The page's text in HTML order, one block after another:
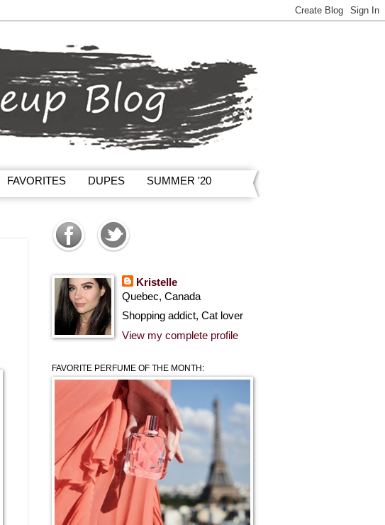
FAVORITES DUPES
SUMMER '20
Kristelle
Quebec, Canada
Shopping addict, Cat lover
View my complete profile
FAVORITE PERFUME OF THE MONTH: